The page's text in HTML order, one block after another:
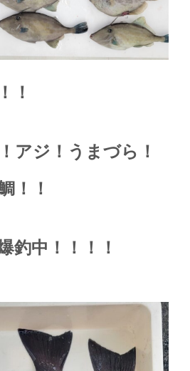
！
アジ！うまづら！
！！
釣中！！！！